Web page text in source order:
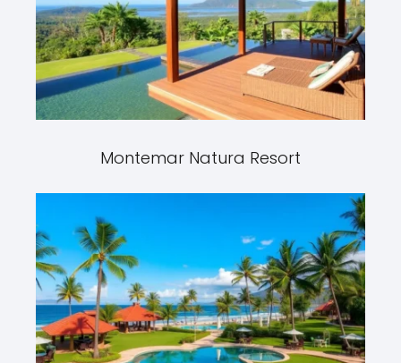
Montemar Natura Resort